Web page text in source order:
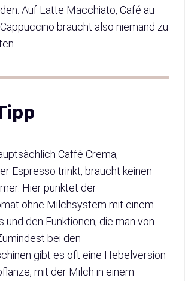
Auf Latte Macchiato, Café au
Cappuccino braucht also niemand zu
Caffè Crema,
Espresso trinkt, braucht keinen
Hier punktet der
ohne Milchsystem mit einem
und den Funktionen, die man von
bei den
gibt es oft eine Hebelversion
mit der Milch in einem